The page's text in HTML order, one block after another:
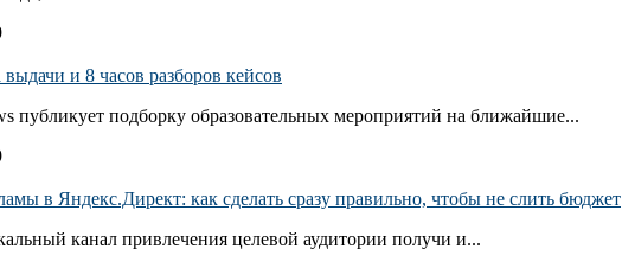
и 8 часов разборов кейсов
публикует подборку образовательных мероприятий на ближайшие...
в Яндекс.Директ: как сделать сразу правильно, чтобы не слить бюджет
канал привлечения целевой аудитории получи и...